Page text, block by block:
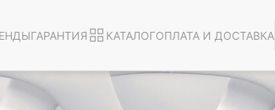
ГАРАНТИЯ КАТАЛОГОПЛАТА И ДОСТАВКА